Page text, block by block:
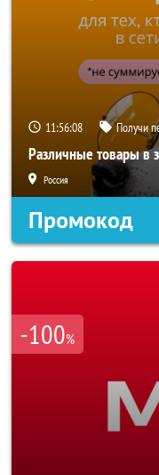
11:56:06 Получи
Различные товары в
Россия
Промокод
-100%